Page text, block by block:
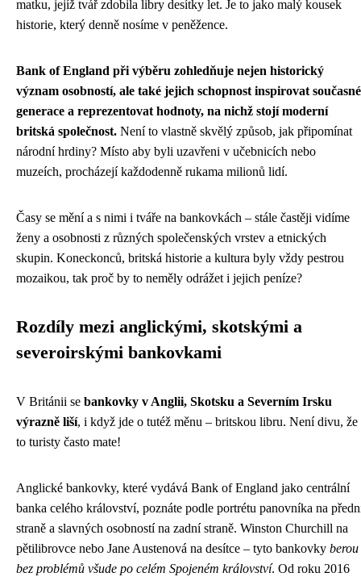
matku, jejíž tvář zdobila libry desítky let. Je to jako malý kousek
historie, který denně nosíme v peněžence.
Bank of England při výběru zohledňuje nejen historický
význam osobností, ale také jejich schopnost inspirovat současné
generace a reprezentovat hodnoty, na nichž stojí moderní
britská společnost. Není to vlastně skvělý způsob, jak připomínat
národní hrdiny? Místo aby byli uzavřeni v učebnicích nebo
muzeích, procházejí každodenně rukama milionů lidí.
Časy se mění a s nimi i tváře na bankovkách – stále častěji vidíme
ženy a osobnosti z různých společenských vrstev a etnických
skupin. Koneckonců, britská historie a kultura byly vždy pestrou
mozaikou, tak proč by to neměly odrážet i jejich peníze?
Rozdíly mezi anglickými, skotskými a
severoirskými bankovkami
V Británii se bankovky v Anglii, Skotsku a Severním Irsku
výrazně liší, i když jde o tutéž měnu – britskou libru. Není divu, že
to turisty často mate!
Anglické bankovky, které vydává Bank of England jako centrální
banka celého království, poznáte podle portrétu panovníka na
straně a slavných osobností na zadní straně. Winston Churchill na
pětilibrovce nebo Jane Austenová na desítce – tyto bankovky berou
bez problémů všude po celém Spojeném království. Od roku 2016